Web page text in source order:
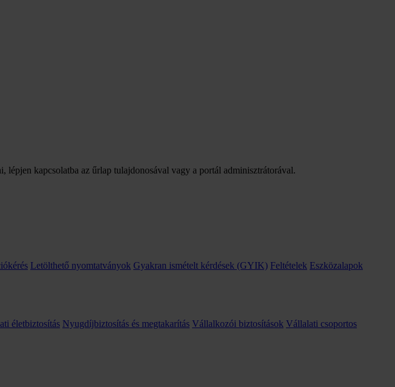
lépjen kapcsolatba az űrlap tulajdonosával vagy a portál adminisztrátorával.
Letölthető nyomtatványok Gyakran ismételt kérdések (GYIK) Feltételek Eszközalapok
életbiztosítás Nyugdíjbiztosítás és megtakarítás Vállalkozói biztosítások Vállalati csoportos